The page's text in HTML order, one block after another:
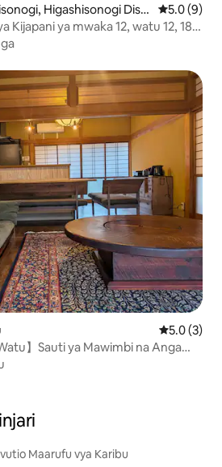
Higashisonogi Distr
Ukadiriaji
5.0 (9)
Kijapani ya mwaka 12, watu 12, 187
Ukadiriaji
5.0 (3)
】Sauti ya Mawimbi na Anga
Maarufu vya Karibu